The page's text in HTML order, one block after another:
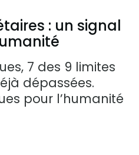
: un signal
7 des 9 limites
dépassées.
pour l’humanité